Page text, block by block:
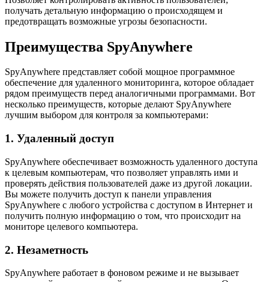
получать детальную информацию о происходящем и
предотвращать возможные угрозы безопасности.
Преимущества SpyAnywhere
SpyAnywhere представляет собой мощное программное
обеспечение для удаленного мониторинга, которое обладает
рядом преимуществ перед аналогичными программами. Вот
несколько преимуществ, которые делают SpyAnywhere
лучшим выбором для контроля за компьютерами:
1. Удаленный доступ
SpyAnywhere обеспечивает возможность удаленного доступа
к целевым компьютерам, что позволяет управлять ими и
проверять действия пользователей даже из другой локации.
Вы можете получить доступ к панели управления
SpyAnywhere с любого устройства с доступом в Интернет и
получить полную информацию о том, что происходит на
мониторе целевого компьютера.
2. Незаметность
SpyAnywhere работает в фоновом режиме и не вызывает